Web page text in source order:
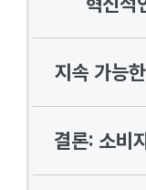
지속 가능
결론: 소비